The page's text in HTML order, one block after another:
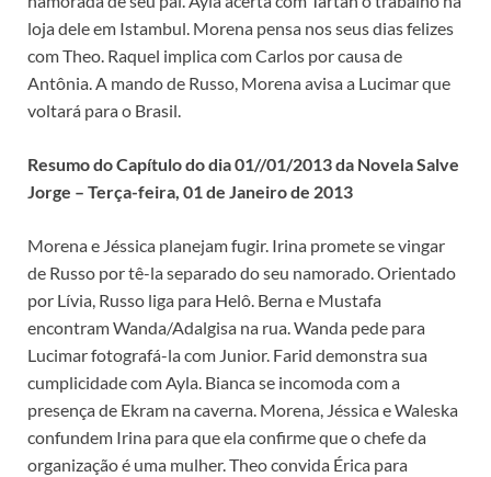
loja dele em Istambul. Morena pensa nos seus dias felizes
com Theo. Raquel implica com Carlos por causa de
Antônia. A mando de Russo, Morena avisa a Lucimar que
voltará para o Brasil.
Resumo do Capítulo do dia 01//01/2013 da Novela Salve
Jorge – Terça-feira, 01 de Janeiro de 2013
Morena e Jéssica planejam fugir. Irina promete se vingar
de Russo por tê-la separado do seu namorado. Orientado
por Lívia, Russo liga para Helô. Berna e Mustafa
encontram Wanda/Adalgisa na rua. Wanda pede para
Lucimar fotografá-la com Junior. Farid demonstra sua
cumplicidade com Ayla. Bianca se incomoda com a
presença de Ekram na caverna. Morena, Jéssica e Waleska
confundem Irina para que ela confirme que o chefe da
organização é uma mulher. Theo convida Érica para